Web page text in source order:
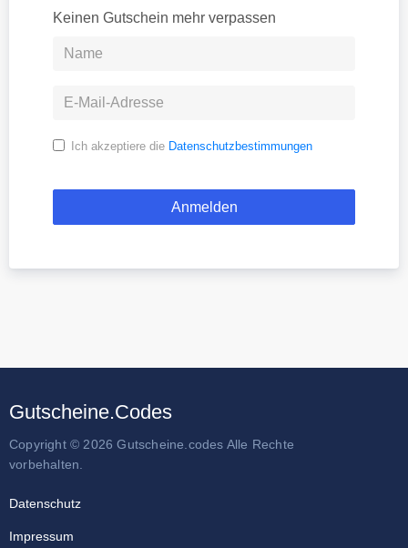
Keinen Gutschein mehr verpassen
Ich akzeptiere die Datenschutzbestimmungen
Gutscheine.Codes
Copyright © 2026 Gutscheine.codes Alle Rechte
vorbehalten.
Datenschutz
Impressum